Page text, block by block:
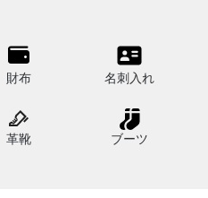
財布 名刺入れ
革靴 ブーツ